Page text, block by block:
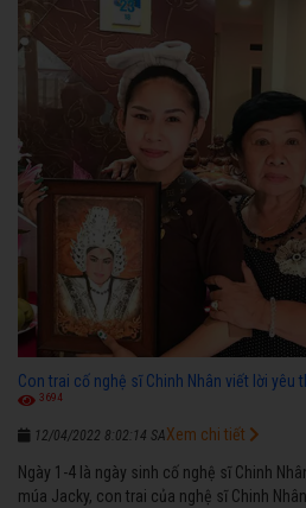
Con trai cố nghệ sĩ Chinh Nhân viết lời
3694
12/04/2022 8:02:14 SA
Ngày 1-4 là ngày sinh cố nghệ sĩ Chinh
múa Jacky, con trai của nghệ sĩ Chinh
Xem chi tiết